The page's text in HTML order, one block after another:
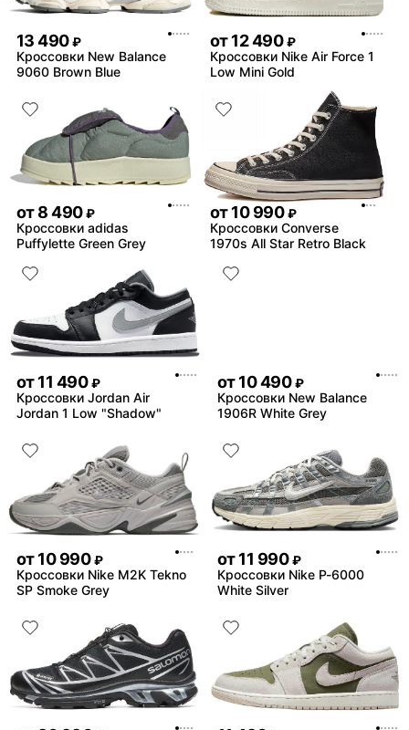
13 490 ₽
Кроссовки New Balance
9060 Brown Blue
от12 490 ₽
Кроссовки Nike Air Force 1
Low Mini Gold
от8 490 ₽
Кроссовки adidas
Puffylette Green Grey
от10 990 ₽
Кроссовки Converse
1970s All Star Retro Black
от11 490 ₽
Кроссовки Jordan Air
Jordan 1 Low "Shadow"
от10 490 ₽
Кроссовки New Balance
1906R White Grey
от10 990 ₽
Кроссовки Nike M2K Tekno
SP Smoke Grey
от11 990 ₽
Кроссовки Nike P-6000
White Silver